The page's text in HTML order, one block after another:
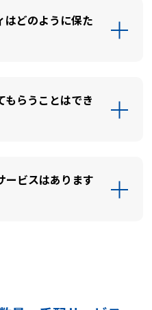
はどのように保た
もらうことはでき
ービスはあります